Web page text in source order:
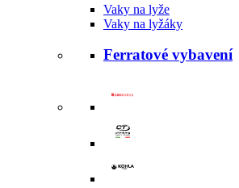
Vaky na lyže
Vaky na lyžáky
Ferratové vybavení